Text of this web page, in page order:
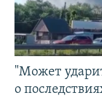
"Может
о